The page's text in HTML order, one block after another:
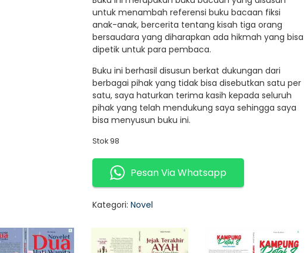
untuk menambah referensi buku bacaan fiksi
anak-anak, bercerita tentang kisah tiga orang
bersaudara yang diharapkan ada hikmah yang bisa
dipetik untuk para pembaca.
Buku ini berhasil disusun berkat dukungan dari
berbagai pihak yang tidak bisa disebutkan satu per
satu, saya haturkan terima kasih kepada seluruh
pihak yang telah mendukung saya sehingga saya
bisa menyusun buku ini.
Stok 98
Pesan Via Whatsapp
Kategori:Novel